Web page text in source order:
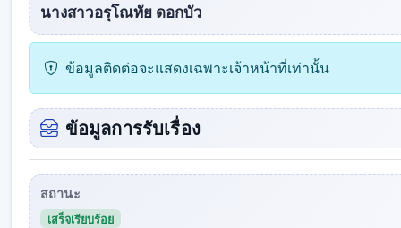
นางสาวอรุโณทัย ดอกบัว
ข้อมูลติดต่อจะแสดงเฉพาะเจ้าหน้าที่เท่านั้น
ข้อมูลการรับเรื่อง
สถานะ
เสร็จเรียบร้อย